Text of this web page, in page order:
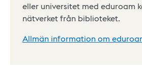
eller universitet med eduroam
nätverket från biblioteket.
Allmän information om